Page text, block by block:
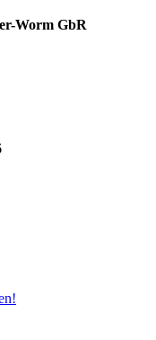
Worm GbR